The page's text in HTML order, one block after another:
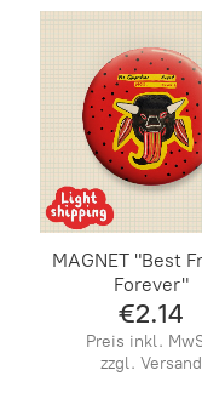
MAGNET "Best
Forever"
€2.14
Preis inkl.
zzgl. Versand